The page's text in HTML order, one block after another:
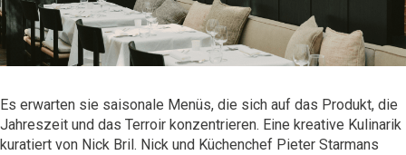
Es erwarten sie saisonale Menüs, die sich auf das Produkt, die
Jahreszeit und das Terroir konzentrieren. Eine kreative Kulinarik
kuratiert von Nick Bril. Nick und Küchenchef Pieter Starmans